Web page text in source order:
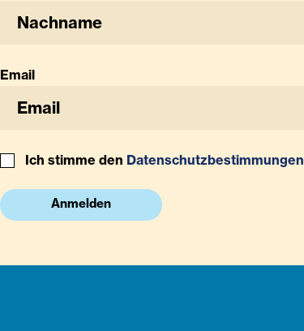
Email
Ich stimme den Datenschutzbestimmungen
Anmelden